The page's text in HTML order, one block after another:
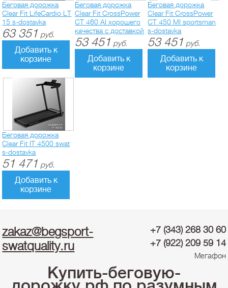
Беговая дорожка
Clear Fit LifeCardio LT
15 s-dostavka
63 351 руб.
Добавить к
корзине
Беговая дорожка
Clear Fit CrossPower
CT 460 AI хорошего
качества с доставкой
53 451 руб.
Добавить к
корзине
Беговая дорожка
Clear Fit CrossPower
CT 450 MI sportsman
s-dostavka
53 451 руб.
Добавить к
корзине
Беговая дорожка
Clear Fit IT 4500 swat
s-dostavka
51 471 руб.
Добавить к
корзине
+7 (343) 268 30 60
+7 (922) 209 59 14
Мегафон
zakaz@begsport-
swatquality.ru
Купить-беговую-